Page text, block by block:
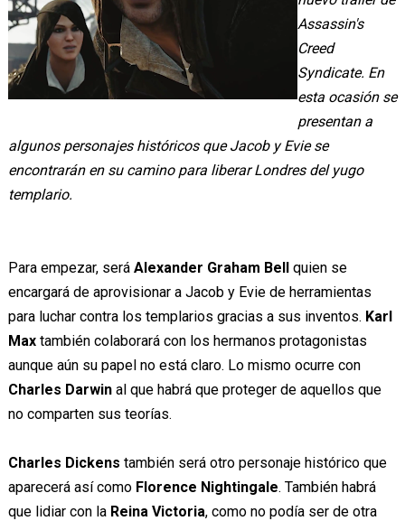
Assassin's
Creed
Syndicate. En
esta ocasión se
presentan a
algunos personajes históricos que Jacob y Evie se
encontrarán en su camino para liberar Londres del yugo
templario.
Para empezar, será Alexander Graham Bellquien se
encargará de aprovisionar a Jacob y Evie de herramientas
para luchar contra los templarios gracias a sus inventos. Karl
Maxtambién colaborará con los hermanos protagonistas
aunque aún su papel no está claro. Lo mismo ocurre con
Charles Darwinal que habrá que proteger de aquellos que
no comparten sus teorías.
Charles Dickens también será otro personaje histórico que
aparecerá así como Florence Nightingale. También habrá
que lidiar con la Reina Victoria, como no podía ser de otra